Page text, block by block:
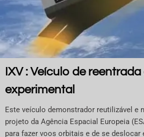
IXV : Veículo de
experimental
Este veículo demonstrador reutilizável e
projeto da Agência Espacial Europeia
para fazer voos orbitais e de se deslocar